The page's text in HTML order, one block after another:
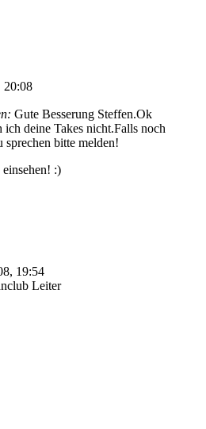
20:08
Gute Besserung Steffen.Ok
ich deine Takes nicht.Falls noch
sprechen bitte melden!
:)
19:54
Leiter